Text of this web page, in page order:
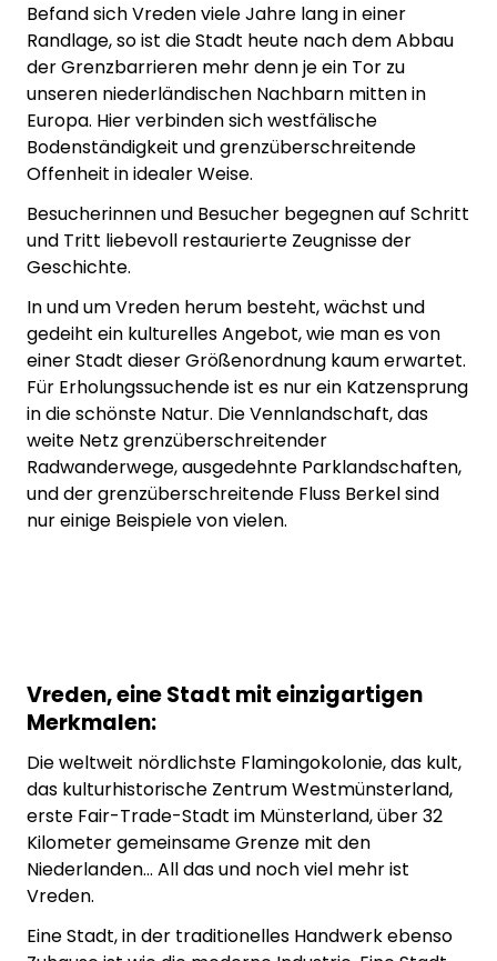
Befand sich Vreden viele Jahre lang in einer
Randlage, so ist die Stadt heute nach dem Abbau
der Grenzbarrieren mehr denn je ein Tor zu
unseren niederländischen Nachbarn mitten in
Europa. Hier verbinden sich westfälische
Bodenständigkeit und grenzüberschreitende
Offenheit in idealer Weise.
Besucherinnen und Besucher begegnen auf Schritt
und Tritt liebevoll restaurierte Zeugnisse der
Geschichte.
In und um Vreden herum besteht, wächst und
gedeiht ein kulturelles Angebot, wie man es von
einer Stadt dieser Größenordnung kaum erwartet.
Für Erholungssuchende ist es nur ein Katzensprung
in die schönste Natur. Die Vennlandschaft, das
weite Netz grenzüber­schreitender
Radwanderwege, ausgedehnte Parklandschaften,
und der grenzüberschreitende Fluss Berkel sind
nur einige Beispiele von vielen.
Vreden, eine Stadt mit einzigartigen
Merkmalen:
Die weltweit nördlichste Flamingokolonie, das kult,
das kulturhistorische Zentrum Westmünsterland,
erste Fair-Trade-Stadt im Münsterland, über 32
Kilometer gemeinsame Grenze mit den
Niederlanden... All das und noch viel mehr ist
Vreden.
Eine Stadt, in der traditionelles Handwerk ebenso